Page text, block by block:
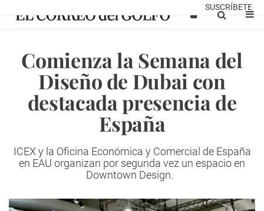
SUSCRÍBETE
Comienza la Semana del
Diseño de Dubai con
destacada presencia de
España
ICEX y la Oficina Económica y Comercial de España
en EAU organizan por segunda vez un espacio en
Downtown Design.